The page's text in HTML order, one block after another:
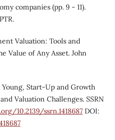
companies (pp. 9 - 11).
Valuation: Tools and
Value of Any Asset. John
Young, Start-Up and Growth
Valuation Challenges. SSRN
10.2139/ssrn.1418687DOI: